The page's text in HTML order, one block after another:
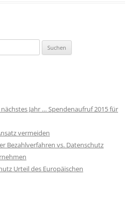
Jahr … Spendenaufruf 2015 für
vermeiden
Bezahlverfahren vs. Datenschutz
Urteil des Europäischen